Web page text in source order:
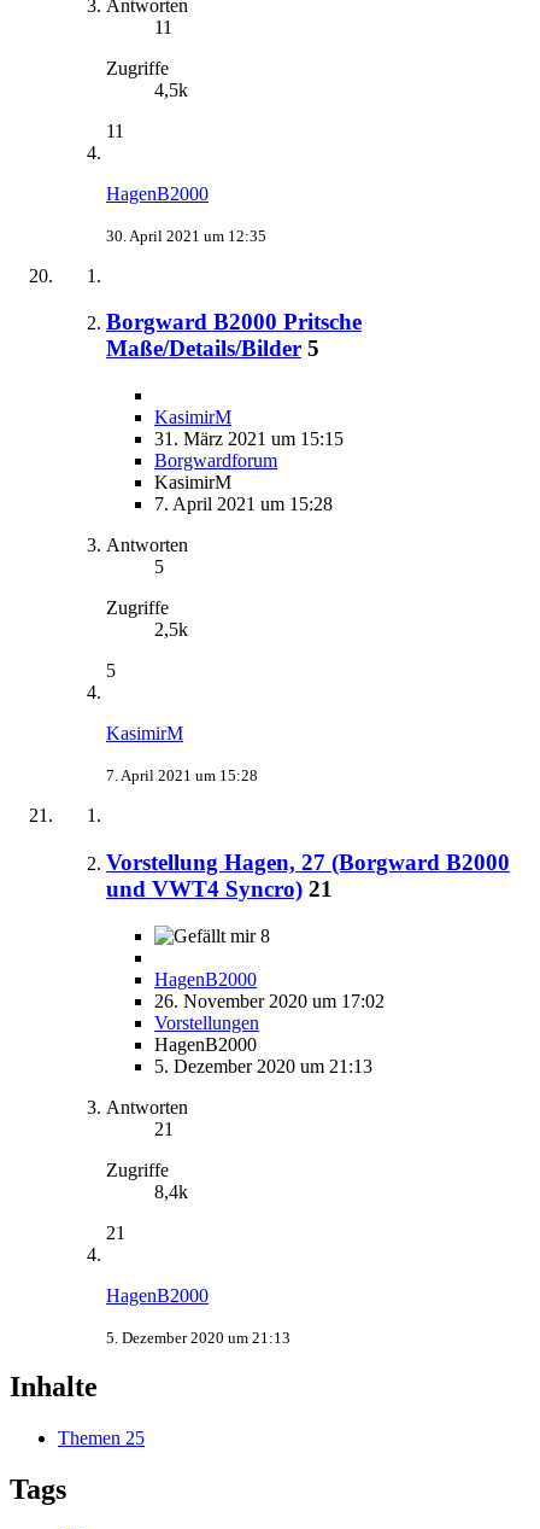
Antworten
11
Zugriffe
4,5k
11
HagenB2000
30. April 2021 um 12:35
Borgward B2000 Pritsche
Maße/Details/Bilder 5
KasimirM
31. März 2021 um 15:15
Borgwardforum
KasimirM
7. April 2021 um 15:28
Antworten
5
Zugriffe
2,5k
5
KasimirM
7. April 2021 um 15:28
Vorstellung Hagen, 27 (Borgward B2000
und VWT4 Syncro) 21
8
HagenB2000
26. November 2020 um 17:02
Vorstellungen
HagenB2000
5. Dezember 2020 um 21:13
Antworten
21
Zugriffe
8,4k
21
HagenB2000
5. Dezember 2020 um 21:13
Inhalte
Themen 25
Tags